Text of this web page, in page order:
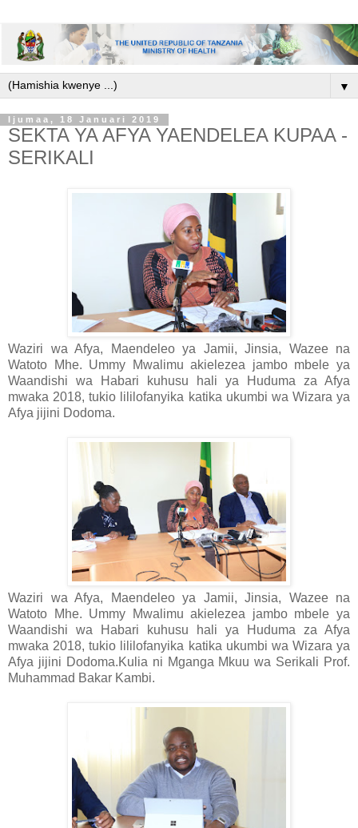
▼
Ijumaa, 18 Januari 2019
SEKTA YA AFYA YAENDELEA KUPAA -
SERIKALI
Waziri wa Afya, Maendeleo ya Jamii, Jinsia, Wazee na
Watoto Mhe. Ummy Mwalimu akielezea jambo mbele ya
Waandishi wa Habari kuhusu hali ya Huduma za Afya
mwaka 2018, tukio lililofanyika katika ukumbi wa Wizara ya
Afya jijini Dodoma.
Waziri wa Afya, Maendeleo ya Jamii, Jinsia, Wazee na
Watoto Mhe. Ummy Mwalimu akielezea jambo mbele ya
Waandishi wa Habari kuhusu hali ya Huduma za Afya
mwaka 2018, tukio lililofanyika katika ukumbi wa Wizara ya
Afya jijini Dodoma.Kulia ni Mganga Mkuu wa Serikali Prof.
Muhammad Bakar Kambi.